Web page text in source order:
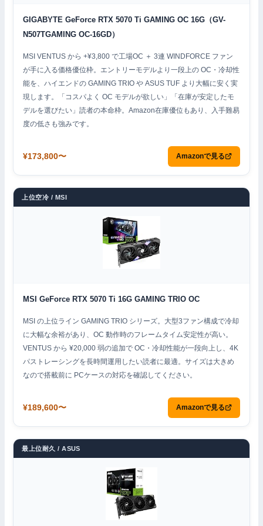
GIGABYTE GeForce RTX 5070 Ti GAMING OC 16G（GV-
N507TGAMING OC-16GD）
MSI VENTUS から +¥3,800 で工場OC ＋ 3連 WINDFORCE ファン
が手に入る価格優位枠。エントリーモデルより一段上の OC・冷却性
能を、ハイエンドの GAMING TRIO や ASUS TUF より大幅に安く実
現します。「コスパよく OC モデルが欲しい」「在庫が安定したモ
デルを選びたい」読者の本命枠。Amazon在庫優位もあり、入手難易
度の低さも強みです。
¥173,800〜 Amazonで見る
上位空冷 / MSI
MSI GeForce RTX 5070 Ti 16G GAMING TRIO OC
MSI の上位ライン GAMING TRIO シリーズ。大型3ファン構成で冷却
に大幅な余裕があり、OC 動作時のフレームタイム安定性が高い。
VENTUS から ¥20,000 弱の追加で OC・冷却性能が一段向上し、4K
パストレーシングを長時間運用したい読者に最適。サイズは大きめ
なので搭載前に PCケースの対応を確認してください。
¥189,600〜 Amazonで見る
最上位耐久 / ASUS